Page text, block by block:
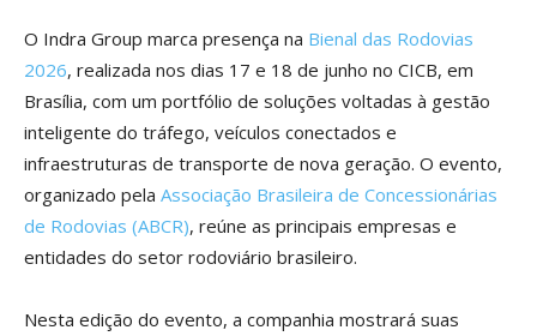
O Indra Group marca presença na Bienal das Rodovias
2026, realizada nos dias 17 e 18 de junho no CICB, em
Brasília, com um portfólio de soluções voltadas à gestão
inteligente do tráfego, veículos conectados e
infraestruturas de transporte de nova geração. O evento,
organizado pela Associação Brasileira de Concessionárias
de Rodovias (ABCR), reúne as principais empresas e
entidades do setor rodoviário brasileiro.
Nesta edição do evento, a companhia mostrará suas